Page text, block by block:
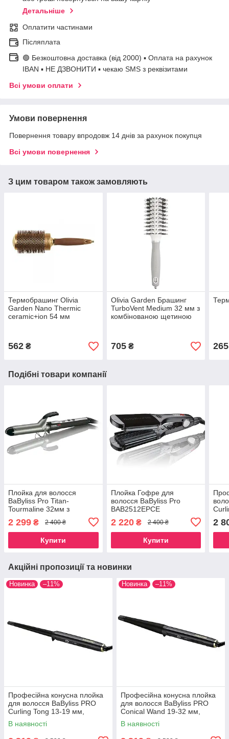
Детальніше
Оплатити частинами
Післяплата
🟢 Безкоштовна доставка (від 2000) ▪ Оплата на рахунок
IBAN ▪ НЕ ДЗВОНИТИ ▪ чекаю SMS з реквізитами
Всі умови оплати
Умови повернення
Повернення товару впродовж 14 днів за рахунок покупця
Всі умови повернення
З цим товаром також замовляють
Термобрашинг Olivia
Garden Nano Thermic
ceramic+ion 54 мм
562 ₴
Olivia Garden Брашинг
TurboVent Medium 32 мм з
комбінованою щетиною
705₴ 265
Подібні товари компанії
Плойка для волосся
BaByliss Pro Titan-
Tourmaline 32мм з
2 299 ₴ 2 400 ₴
Купити
Плойка Гофре для
волосся BaByliss Pro
ВАВ2512ЕРСЕ
2 220₴ 2 400 ₴
Купити
2
Акційні пропозиції та новинки
Новинка –11%
Професійна конусна плойка
для волосся BaByliss PRO
Curling Tong 13-19 мм,
BAB2480E
В наявності
Новинка –11%
Професійна конусна плойка
для волосся BaByliss PRO
Conical Wand 19-32 мм,
BAB2481E
В наявності